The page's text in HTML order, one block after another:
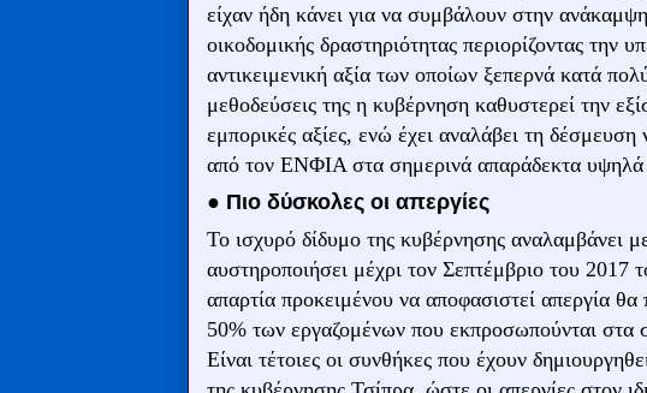
είχαν ήδη κάνει για να συμβάλουν στην
οικοδομικής δραστηριότητας περιορίζοντας την
αντικειμενική αξία των οποίων ξεπερνά κατά
μεθοδεύσεις της η κυβέρνηση καθυστερεί την
εμπορικές αξίες, ενώ έχει αναλάβει τη
από τον ΕΝΦΙΑ στα σημερινά απαράδεκτα υψηλά
● Πιο δύσκολες οι απεργίες
Το ισχυρό δίδυμο της κυβέρνησης αναλαμβάνει
αυστηροποιήσει μέχρι τον Σεπτέμβριο του 2017
απαρτία προκειμένου να αποφασιστεί απεργία
50% των εργαζομένων που εκπροσωπούνται στα
Είναι τέτοιες οι συνθήκες που έχουν